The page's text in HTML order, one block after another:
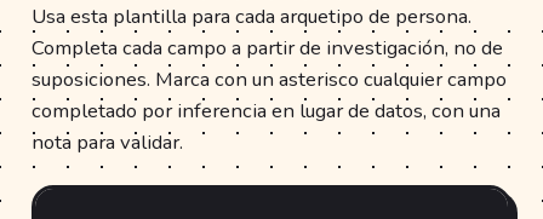
Usa esta plantilla para cada arquetipo de persona.
Completa cada campo a partir de investigación, no de
suposiciones. Marca con un asterisco cualquier campo
completado por inferencia en lugar de datos, con una
nota para validar.